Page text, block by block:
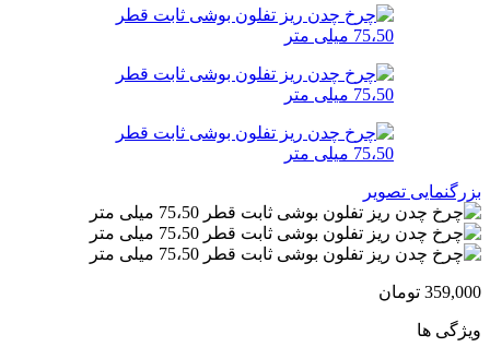
بزرگنمایی تصویر
359,000 تومان
ویژگی ها